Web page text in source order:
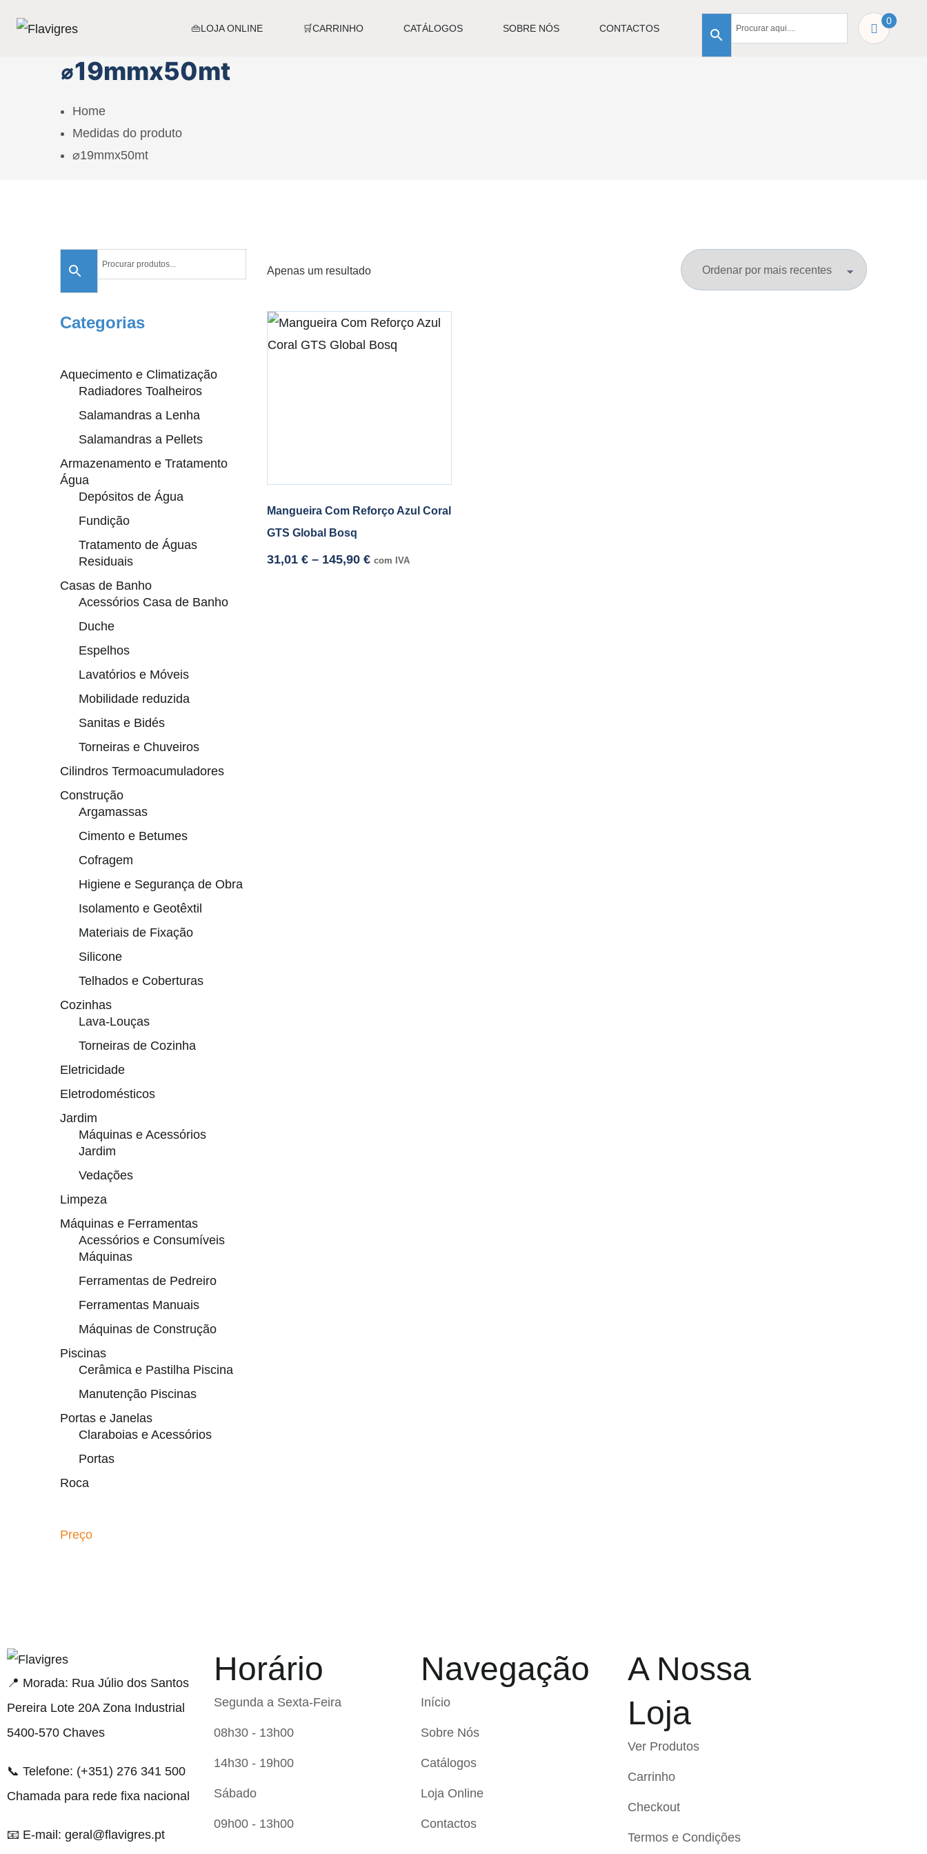
👜LOJA ONLINE 🛒CARRINHO CATÁLOGOS SOBRE NÓS CONTACTOS
0
⌀19mmx50mt
Home
Medidas do produto
⌀19mmx50mt
Apenas um resultado
Mangueira Com Reforço Azul Coral
GTS Global Bosq
31,01 € – 145,90 € com IVA
Categorias
Aquecimento e Climatização
Radiadores Toalheiros
Salamandras a Lenha
Salamandras a Pellets
Armazenamento e Tratamento
Água
Depósitos de Água
Fundição
Tratamento de Águas
Residuais
Casas de Banho
Acessórios Casa de Banho
Duche
Espelhos
Lavatórios e Móveis
Mobilidade reduzida
Sanitas e Bidés
Torneiras e Chuveiros
Cilindros Termoacumuladores
Construção
Argamassas
Cimento e Betumes
Cofragem
Higiene e Segurança de Obra
Isolamento e Geotêxtil
Materiais de Fixação
Silicone
Telhados e Coberturas
Cozinhas
Lava-Louças
Torneiras de Cozinha
Eletricidade
Eletrodomésticos
Jardim
Máquinas e Acessórios
Jardim
Vedações
Limpeza
Máquinas e Ferramentas
Acessórios e Consumíveis
Máquinas
Ferramentas de Pedreiro
Ferramentas Manuais
Máquinas de Construção
Piscinas
Cerâmica e Pastilha Piscina
Manutenção Piscinas
Portas e Janelas
Claraboias e Acessórios
Portas
Roca
Preço
adresi
📍 Morada: Rua Júlio dos Santos
Pereira Lote 20A Zona Industrial
5400-570 Chaves
📞 Telefone: (+351) 276 341 500
Chamada para rede fixa nacional
📧 E-mail: geral@flavigres.pt
Horário
Segunda a Sexta-Feira
08h30 - 13h00
14h30 - 19h00
Sábado
09h00 - 13h00
Navegação
Início
Sobre Nós
Catálogos
Loja Online
Contactos
A Nossa
Loja
Ver Produtos
Carrinho
Checkout
Termos e Condições